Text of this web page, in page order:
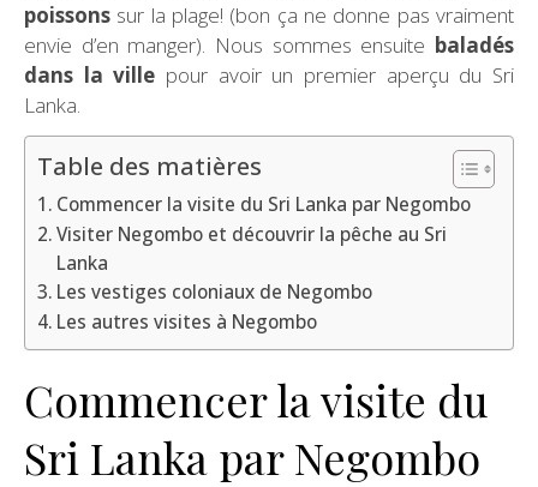
poissons sur la plage! (bon ça ne donne pas vraiment
envie d’en manger). Nous sommes ensuite baladés
dans la ville pour avoir un premier aperçu du Sri
Lanka.
Table des matières
Commencer la visite du Sri Lanka par Negombo
Visiter Negombo et découvrir la pêche au Sri
Lanka
Les vestiges coloniaux de Negombo
Les autres visites à Negombo
Commencer la visite du
Sri Lanka par Negombo